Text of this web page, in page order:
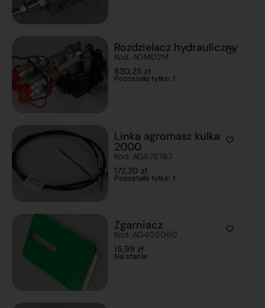
Rozdzielacz hydrauliczny
Kod: AGMD2M
830,25 zł
Pozostało tylko: 1
Linka agromasz kulka
2000
Kod: AG676767
172,20 zł
Pozostało tylko: 1
Zgarniacz
Kod: AG405060
15,99 zł
Na stanie